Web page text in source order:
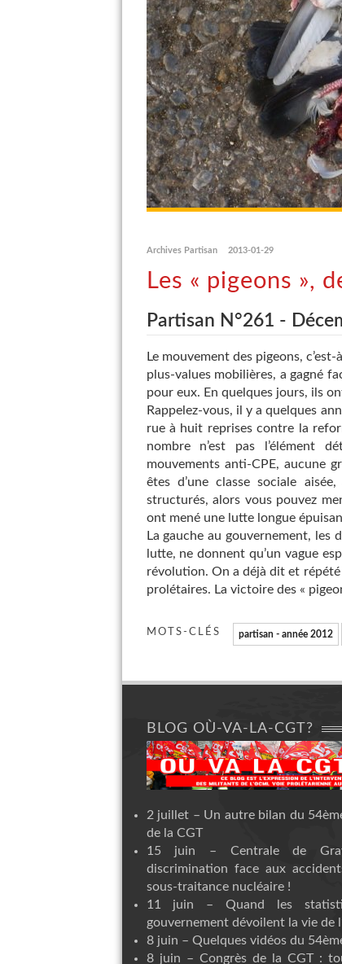
Archives Partisan 2013-01-29
Les « pigeons »,
Partisan N°261 -
Le mouvement des pigeons,
plus-values mobilières, a gagné
pour eux. En quelques jours, ils
Rappelez-vous, il y a quelques
rue à huit reprises contre la
nombre n’est pas l’élément
mouvements anti-CPE, aucune
êtes d’une classe sociale
structurés, alors vous pouvez
ont mené une lutte longue
La gauche au gouvernement,
lutte, ne donnent qu’un vague
révolution. On a déjà dit et
prolétaires. La victoire des «
MOTS-CLÉS partisan - année 2012
BLOG OÙ-VA-LA-CGT?
2 juillet – Un autre bilan du
de la CGT
15 juin – Centrale de
discrimination face aux
sous-traitance nucléaire !
11 juin – Quand les
gouvernement dévoilent la vie de
8 juin – Quelques vidéos du
8 juin – Congrès de la CGT :